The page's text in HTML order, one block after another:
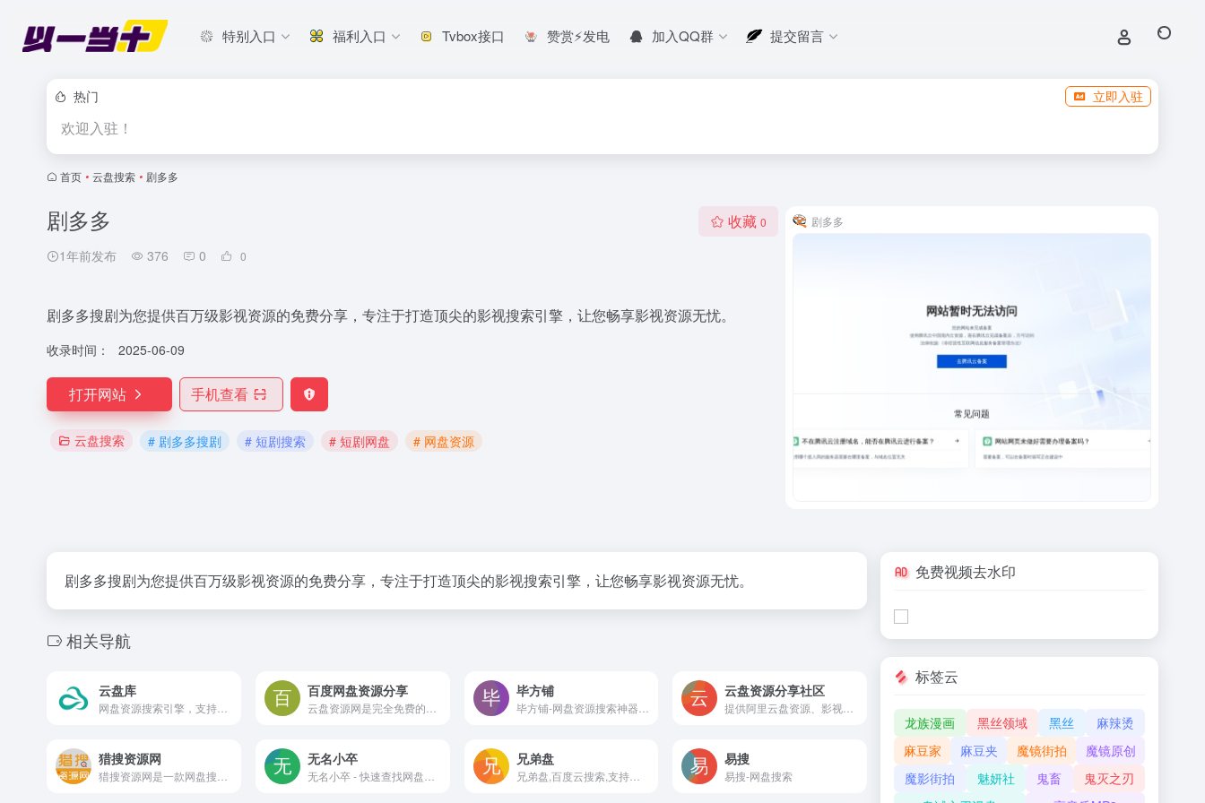
特别入口 福利入口 Tvbox接口 赞赏⚡发电 加入QQ群 提交留言
热门 立即入驻
欢迎入驻！
首页 • 云盘搜索 • 剧多多
剧多多
1年前发布 376 0 0
收藏 0
剧多多搜剧为您提供百万级影视资源的免费分享，专注于打造顶尖的影视搜索引擎，让您畅享影视资源无忧。
收录时间： 2025-06-09
打开网站 手机查看
云盘搜索 # 剧多多搜剧 # 短剧搜索 # 短剧网盘 # 网盘资源
剧多多
剧多多搜剧为您提供百万级影视资源的免费分享，专注于打造顶尖的影视搜索引擎，让您畅享影视资源无忧。
相关导航
云盘库 百度网盘资源分享 毕方铺 云盘资源分享社区
猎搜资源网 无名小卒 兄弟盘
兄弟盘,百度云搜索,支持百度云盘搜索,可快速搜索阿里云盘资源中的有效连接,每天更新海量资源
易搜
易搜-网盘搜索
免费视频去水印
标签云
龙族漫画 黑丝领域 黑丝
麻辣烫
麻豆家
麻豆夹 魔镜街拍
魔镜原创
魔影街拍
魅妍社 鬼畜
鬼灭之刃